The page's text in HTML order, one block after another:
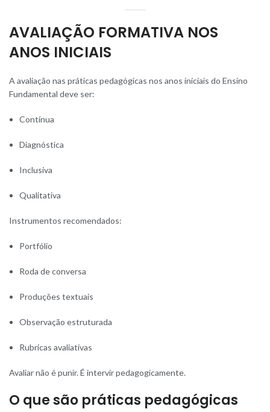
AVALIAÇÃO FORMATIVA NOS
ANOS INICIAIS
A avaliação nas práticas pedagógicas nos anos iniciais do Ensino
Fundamental deve ser:
Contínua
Diagnóstica
Inclusiva
Qualitativa
Instrumentos recomendados:
Portfólio
Roda de conversa
Produções textuais
Observação estruturada
Rubricas avaliativas
Avaliar não é punir. É intervir pedagogicamente.
O que são práticas pedagógicas